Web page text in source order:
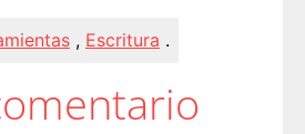
, Escritura .